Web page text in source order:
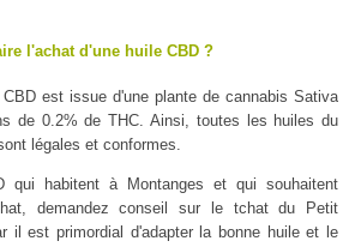
l'achat d'une huile CBD ?
est issue d'une plante de cannabis Sativa
de 0.2% de THC. Ainsi, toutes les huiles du
légales et conformes.
qui habitent à Montanges et qui souhaitent
demandez conseil sur le tchat du Petit
il est primordial d'adapter la bonne huile et le